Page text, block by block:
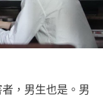
，男生也是。男